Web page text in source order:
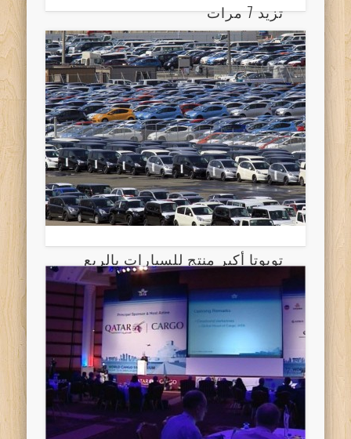
تزيد 7 مرات
تويوتا أكبر منتج للسيارات بالربع
الأول